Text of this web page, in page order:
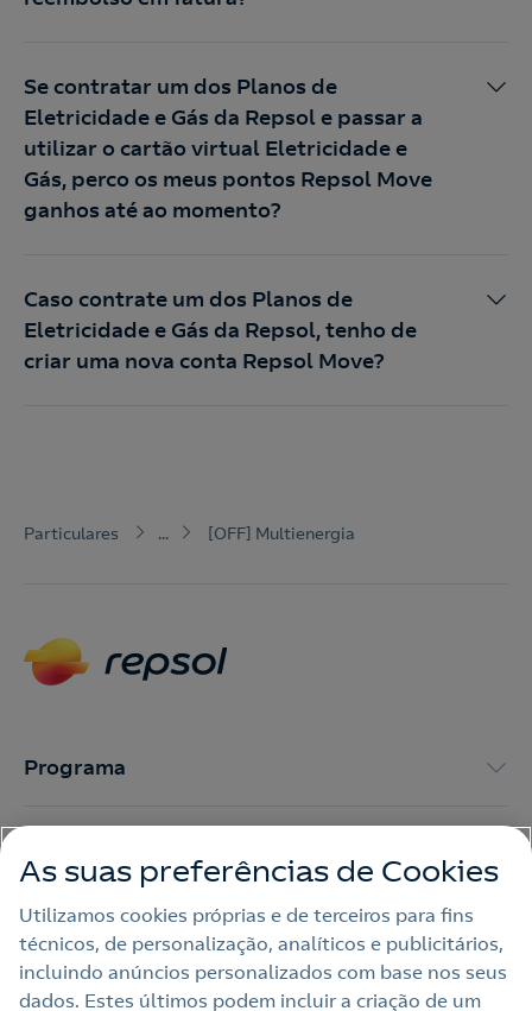
Se contratar um dos Planos de
Eletricidade e Gás da Repsol e passar a
utilizar o cartão virtual Eletricidade e
Gás, perco os meus pontos Repsol Move
ganhos até ao momento?
Caso contrate um dos Planos de
Eletricidade e Gás da Repsol, tenho de
criar uma nova conta Repsol Move?
Particulares ... [OFF] Multienergia
Programa
Parceiros
Cartões Repsol
As suas preferências de Cookies
Utilizamos cookies próprias e de terceiros para fins
técnicos, de personalização, analíticos e publicitários,
incluindo anúncios personalizados com base nos seus
dados. Estes últimos podem incluir a criação de um